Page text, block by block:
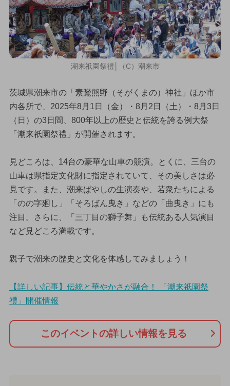
潮来祇園祭禮│（C）潮来市
茨城県潮来市の「素鵞熊野（そがくまの）神社」ほか市
内各所で、2025年8月1日（金）・8月2日（土）・8月3日
（日）の3日間、800年以上の歴史と伝統を誇る例大祭
「潮来祇園祭禮」が開催されます。
見どころは、14台の豪華な山車の競演。とくに、三台の
山車は県指定文化財に指定されていて、その美しさは必
見です。また、潮来ばやしの生演奏や、若衆たちによる
「のの字廻し」「そろばん曳き」などの「曲曳き」にも
注目。さらに、「三丁目の獅子舞」も伝統ある人気演目
など見どころ満載です。
親子で潮来の歴史と文化を体感してみましょう！
【詳しい記事】伝統と華やかさが融合！ 「潮来祇園祭
禮」開催情報
このイベントの詳しい情報を見る